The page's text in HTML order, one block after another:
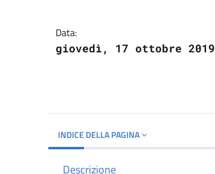
Data:
giovedì, 17 ottobre 2019
INDICE DELLA PAGINA
Descrizione